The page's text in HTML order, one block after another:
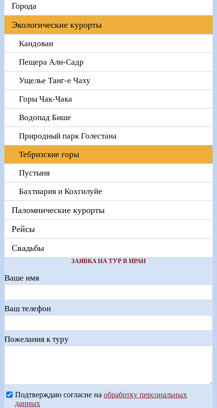
Города
Экологические курорты
Кандован
Пещера Али-Садр
Ущелье Танг-е Чаху
Горы Чак-Чака
Водопад Бише
Природный парк Голестана
Тебризские горы
Пустыня
Бахтиария и Кохгилуйе
Паломнические курорты
Рейсы
Свадьбы
ЗАЯВКА НА ТУР В ИРАН
Ваше имя
Ваш телефон
Пожелания к туру
Подтверждаю согласие на обработку персональных
данных